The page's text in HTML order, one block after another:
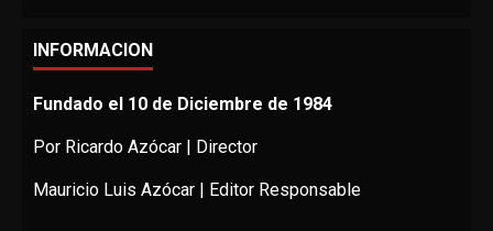
INFORMACION
Fundado el 10 de Diciembre de 1984
Por Ricardo Azócar | Director
Mauricio Luis Azócar | Editor Responsable